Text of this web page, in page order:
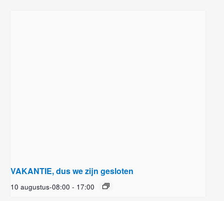
VAKANTIE, dus we zijn gesloten
10 augustus-08:00 - 17:00